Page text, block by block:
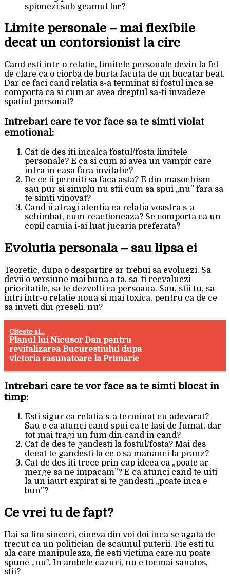
spionezi sub geamul lor?
Limite personale – mai flexibile
decat un contorsionist la circ
Cand esti intr-o relatie, limitele personale devin la fel
de clare ca o ciorba de burta facuta de un bucatar beat.
Dar ce faci cand relatia s-a terminat si fostul inca se
comporta ca si cum ar avea dreptul sa-ti invadeze
spatiul personal?
Intrebari care te vor face sa te simti violat
emotional:
Cat de des iti incalca fostul/fosta limitele
personale? E ca si cum ai avea un vampir care
intra in casa fara invitatie?
De ce ii permiti sa faca asta? E din masochism
sau pur si simplu nu stii cum sa spui „nu” fara sa
te simti vinovat?
Cand ii atragi atentia ca relatia voastra s-a
schimbat, cum reactioneaza? Se comporta ca un
copil caruia i-ai luat jucaria preferata?
Evolutia personala – sau lipsa ei
Teoretic, dupa o despartire ar trebui sa evoluezi. Sa
devii o versiune mai buna a ta, sa-ti reevaluezi
prioritatile, sa te dezvolti ca persoana. Sau, stii tu, sa
intri intr-o relatie noua si mai toxica, pentru ca de ce
sa inveti din greseli, nu?
Citeste si...
Planul lui Nicusor Dan pentru
revitalizarea Bucurestiului dupa
victoria rasunatoare la Primarie
Intrebari care te vor face sa te simti blocat in
timp:
Esti sigur ca relatia s-a terminat cu adevarat?
Sau e ca atunci cand spui ca te lasi de fumat, dar
tot mai tragi un fum din cand in cand?
Cat de des te gandesti la fostul/fosta? Mai des
decat te gandesti la ce o sa mananci la pranz?
Cat de des iti trece prin cap ideea ca „poate ar
merge sa ne impacam”? E ca atunci cand te uiti
la un iaurt expirat si te gandesti „poate inca e
bun”?
Ce vrei tu de fapt?
Hai sa fim sinceri, cineva din voi doi inca se agata de
trecut ca un politician de scaunul puterii. Fie esti tu
ala care manipuleaza, fie esti victima care nu poate
spune „nu”. In ambele cazuri, nu e tocmai sanatos,
stii?